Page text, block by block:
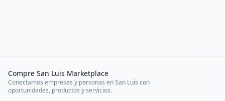
Compre San Luis Marketplace
Conectamos empresas y personas en San Luis con
oportunidades, productos y servicios.